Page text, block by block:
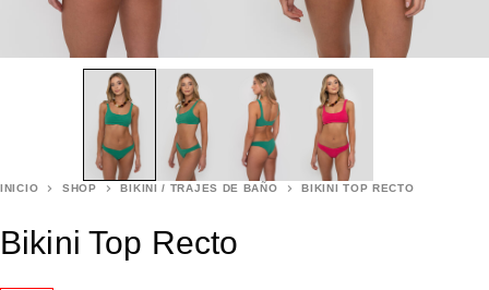
INICIO SHOP BIKINI / TRAJES DE BAÑO BIKINI TOP RECTO
Bikini Top Recto